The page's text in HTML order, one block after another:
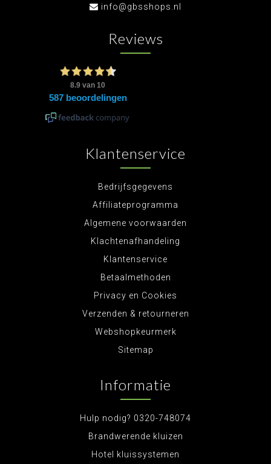
info@gbsshops.nl
Reviews
Klantenservice
Bedrijfsgegevens
Affiliateprogramma
Algemene voorwaarden
Klachtenafhandeling
Klantenservice
Betaalmethoden
Privacy en Cookies
Verzenden & retourneren
Webshopkeurmerk
Sitemap
Informatie
Hulp nodig? 0320-748074
Brandwerende kluizen
Hotel kluissystemen